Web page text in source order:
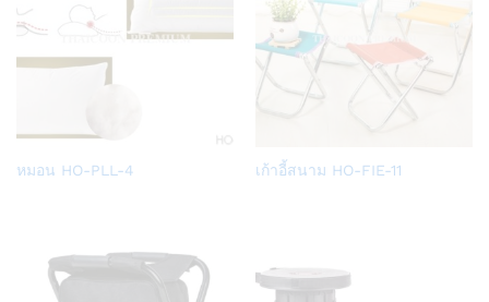
Add
หมอน HO-PLL-4
Add
เก้าอี้สนาม HO-FIE-11